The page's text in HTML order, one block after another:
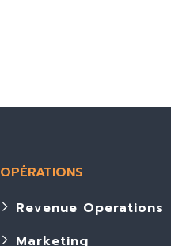
OPÉRATIONS
Revenue Operations
Marketing